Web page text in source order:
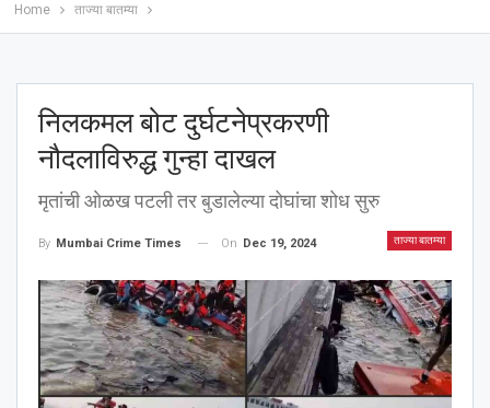
Home ताज्या बातम्या
निलकमल बोट दुर्घटनेप्रकरणी
नौदलाविरुद्ध गुन्हा दाखल
मृतांची ओळख पटली तर बुडालेल्या दोघांचा शोध सुरु
ताज्या बातम्या
By Mumbai Crime Times On Dec 19, 2024